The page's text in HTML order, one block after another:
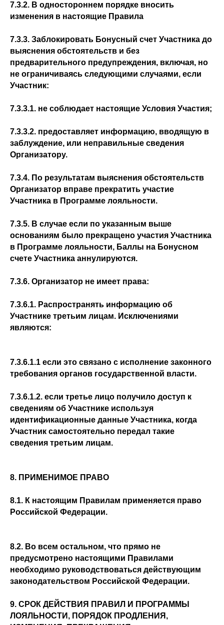
7.3.2. В одностороннем порядке вносить
изменения в настоящие Правила
7.3.3. Заблокировать Бонусный счет Участника до
выяснения обстоятельств и без
предварительного предупреждения, включая, но
не ограничиваясь следующими случаями, если
Участник:
7.3.3.1. не соблюдает настоящие Условия Участия;
7.3.3.2. предоставляет информацию, вводящую в
заблуждение, или неправильные сведения
Организатору.
7.3.4. По результатам выяснения обстоятельств
Организатор вправе прекратить участие
Участника в Программе лояльности.
7.3.5. В случае если по указанным выше
основаниям было прекращено участия Участника
в Программе лояльности, Баллы на Бонусном
счете Участника аннулируются.
7.3.6. Организатор не имеет права:
7.3.6.1. Распространять информацию об
Участнике третьим лицам. Исключениями
являются:
7.3.6.1.1 если это связано с исполнение законного
требования органов государственной власти.
7.3.6.1.2. если третье лицо получило доступ к
сведениям об Участнике используя
идентификационные данные Участника, когда
Участник самостоятельно передал такие
сведения третьим лицам.
8. ПРИМЕНИМОЕ ПРАВО
8.1. К настоящим Правилам применяется право
Российской Федерации.
8.2. Во всем остальном, что прямо не
предусмотрено настоящими Правилами
необходимо руководствоваться действующим
законодательством Российской Федерации.
9. СРОК ДЕЙСТВИЯ ПРАВИЛ И ПРОГРАММЫ
ЛОЯЛЬНОСТИ, ПОРЯДОК ПРОДЛЕНИЯ,